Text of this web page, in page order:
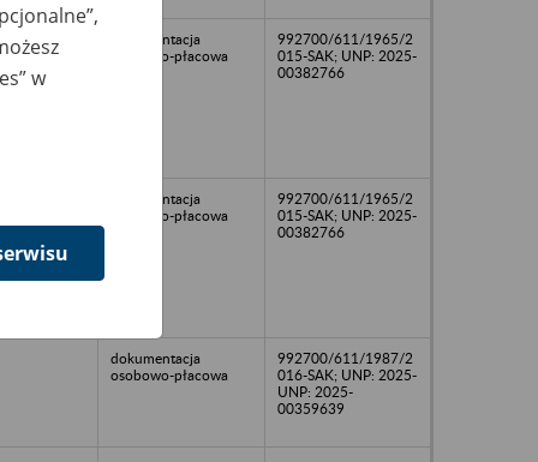
dokumentacja
osobowo-płacowa
992700/611/1965/2
015-SAK; UNP: 2025-
00382766
dokumentacja
osobowo-płacowa
992700/611/1965/2
015-SAK; UNP: 2025-
00382766
dokumentacja
osobowo-płacowa
992700/611/1987/2
016-SAK; UNP: 2025-
UNP: 2025-
00359639
w